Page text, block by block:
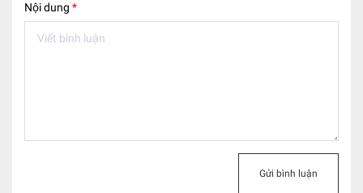
Nội dung *
Gửi bình luận